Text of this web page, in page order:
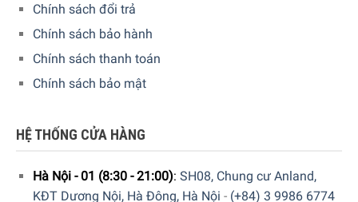
showroom cửa hàng của Gia dụng Đức Sài Gòn
quốc. Quý vị hãy gọi điện trực tiếp vào Hotline:
tiết và đặt mua sản phẩm. Hoặc đặt hàng trực tiếp trên
Chính sách đổi trả
Chính sách bảo hành
Chính sách thanh toán
Chính sách bảo mật
HỆ THỐNG CỬA HÀNG
Hà Nội - 01 (8:30 - 21:00): SH08, Chung cư Anland,
KĐT Dương Nội, Hà Đông, Hà Nội - (+84) 3 9986 6774